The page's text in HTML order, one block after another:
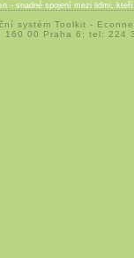
- snadné spojení mezi lidmi,
systém Toolkit -
160 00 Praha 6; tel: 224